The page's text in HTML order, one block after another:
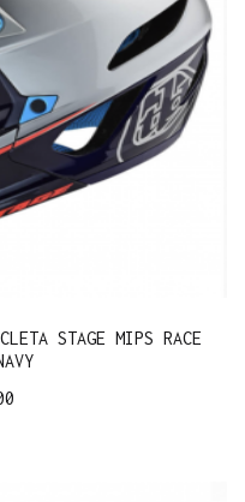
STAGE MIPS RACE